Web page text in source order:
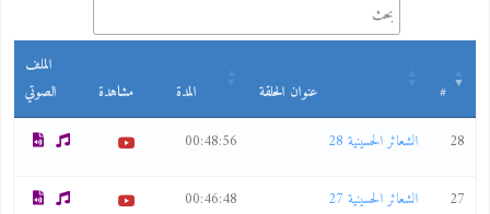
عنوان الحلقة المدة مشاهدة
الملف
الصوتي
28
الشعائر الحسينية 28 00:48:56
27 الشعائر الحسينية 27 00:46:48